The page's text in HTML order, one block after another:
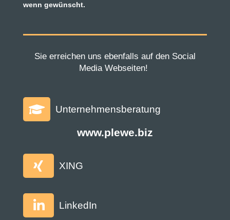
wenn gewünscht.
Sie erreichen uns ebenfalls auf den Social
Media Webseiten!
 Unternehmensberatung
www.plewe.biz
 XING
 LinkedIn